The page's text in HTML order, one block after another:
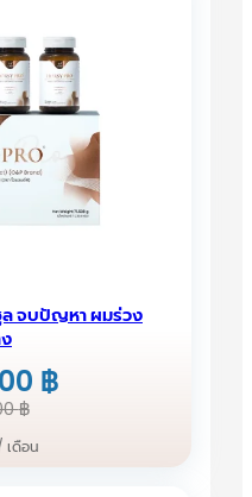
ล จบปัญหา ผมร่วง
฿
฿
เดือน